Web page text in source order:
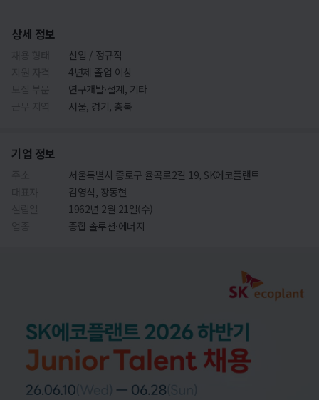
상세 정보
신입 / 정규직
4년제 졸업 이상
연구개발·설계, 기타
서울, 경기, 충북
기업 정보
서울특별시 종로구 율곡로2길 19, SK에코플랜트
김영식, 장동현
1962년 2월 21일(수)
종합 솔루션·에너지